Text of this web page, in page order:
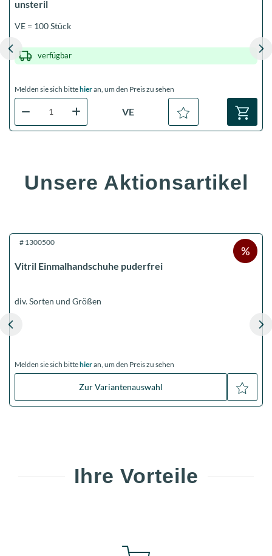
unsteril
VE = 100 Stück
verfügbar
Melden sie sich bittehieran, um den Preis zu sehen
VE
Unsere Aktionsartikel
# 1300500
Vitril Einmalhandschuhe puderfrei
div. Sorten und Größen
Melden sie sich bittehieran, um den Preis zu sehen
Zur Variantenauswahl
Ihre Vorteile